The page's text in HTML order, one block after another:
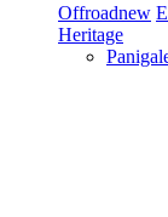
Offroadnew
Heritage